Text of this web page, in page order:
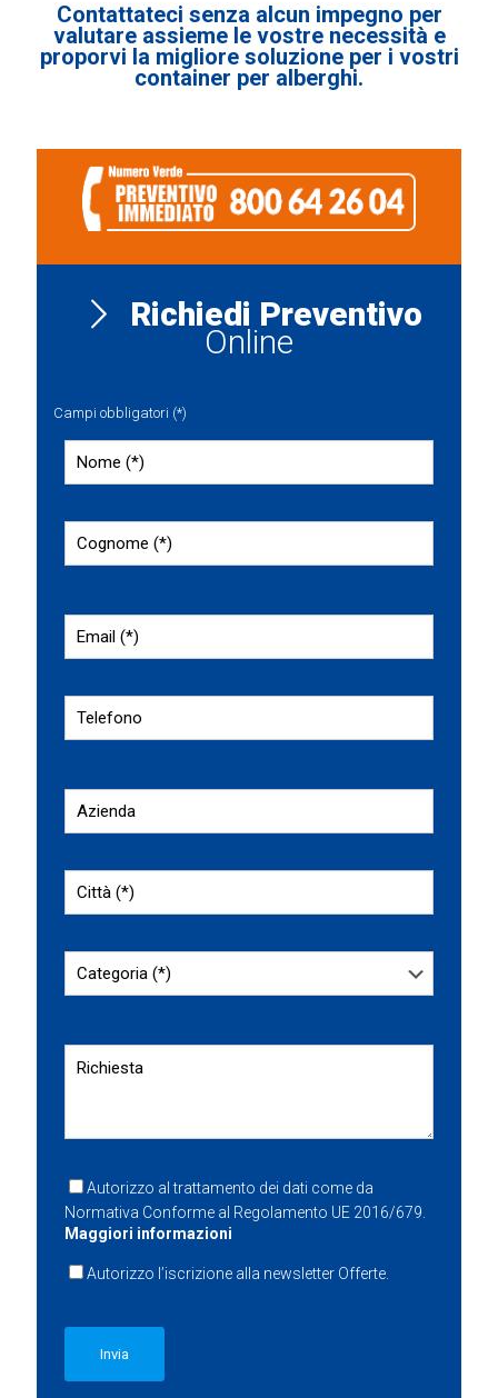
Contattateci senza alcun impegno per
valutare assieme le vostre necessità e
proporvi la migliore soluzione per i vostri
container per alberghi.
Richiedi Preventivo
Online
Campi obbligatori (*)
Autorizzo al trattamento dei dati come da
Normativa Conforme al Regolamento UE 2016/679.
Maggiori informazioni
Autorizzo l’iscrizione alla newsletter Offerte.